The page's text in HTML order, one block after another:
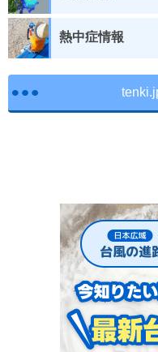
熱中症情報